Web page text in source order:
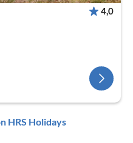
4,0
HRS Holidays